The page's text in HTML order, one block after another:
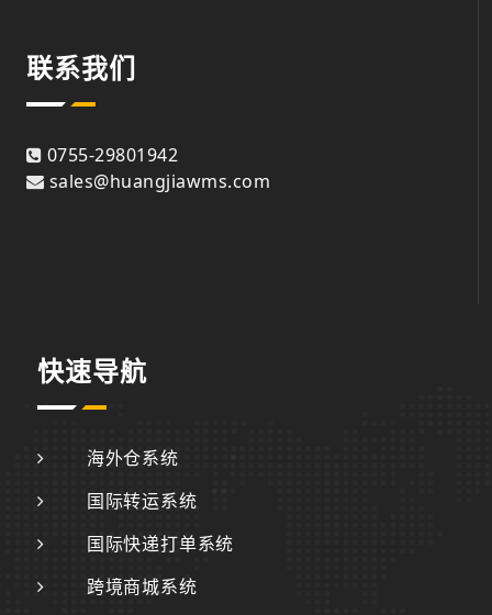
联系我们
0755-29801942
sales@huangjiawms.com
快速导航
海外仓系统
国际转运系统
国际快递打单系统
跨境商城系统